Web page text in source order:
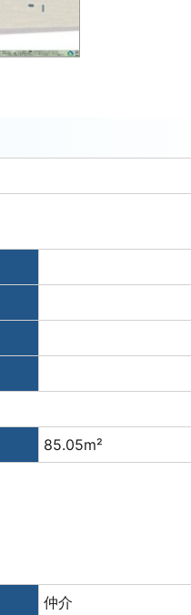
85.05m²
仲介